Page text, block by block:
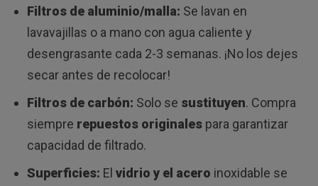
Filtros de aluminio/malla: Se lavan en
lavavajillas o a mano con agua caliente y
desengrasante cada 2-3 semanas. ¡No los dejes
secar antes de recolocar!
Filtros de carbón: Solo se sustituyen. Compra
siempre repuestos originalespara garantizar
capacidad de filtrado.
Superficies: El vidrio y el acero inoxidable se